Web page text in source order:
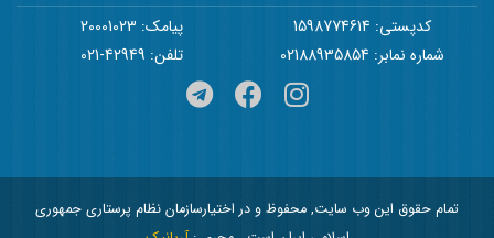
کدپستی: 1598774614
پیامک: 20001023
شماره نمابر: 02188935854
تلفن: 42949-021
تمام حقوق این وب سایت, محفوظ و در اختیارسازمان نظام پرستاری جمهوری